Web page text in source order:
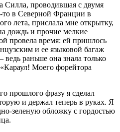
Силла, проводившая с двумя
то в Северной Франции в
лета, прислала мне открытку,
дождь и прочие мелкие
провела время: ей пришлось
и ее языковой багаж
раньше она знала только
Моего форейтора
прошлого фразу я сделал
и держал теперь в руках. Я
зеленую обложку с гордостью